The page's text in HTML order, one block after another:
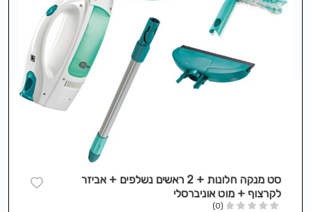
סט מנקה חלונות + 2 ראשים נשלפים + אביזר
לקרצוף + מוט אוניברסלי
(0)